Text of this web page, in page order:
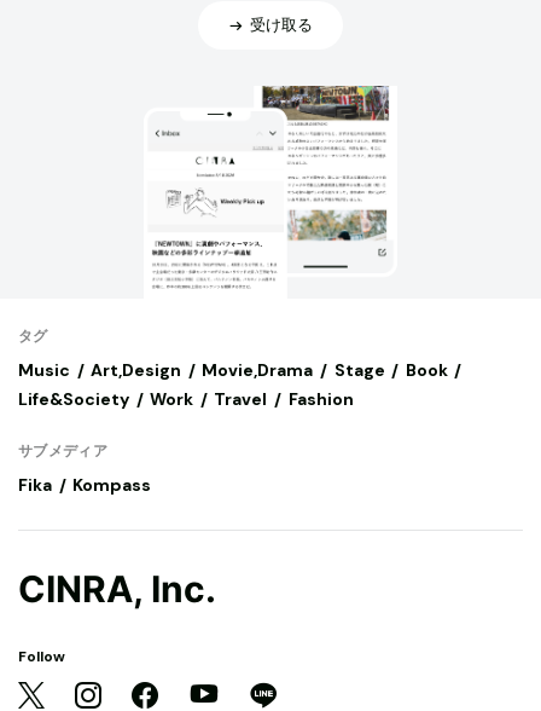
受け取る
タグ
Music Art,Design Movie,Drama Stage
Book
Life&Society
Work Travel Fashion
サブメディア
Fika Kompass
CINRA, Inc.
Follow